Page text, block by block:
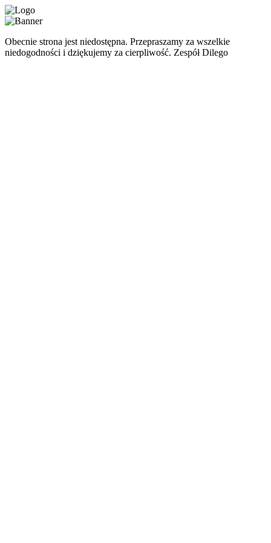
Obecnie strona jest niedostępna. Przepraszamy za wszelkie
niedogodności i dziękujemy za cierpliwość. Zespół Dilego